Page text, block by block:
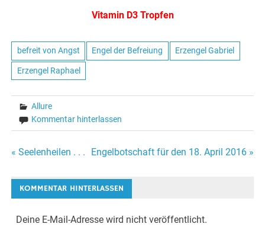
Vitamin D3 Tropfen
befreit von Angst Engel der Befreiung Erzengel Gabriel
Erzengel Raphael
Allure
Kommentar hinterlassen
Navigation
« Seelenheilen . . . Engelbotschaft für den 18. April 2016 »
KOMMENTAR HINTERLASSEN
Deine E-Mail-Adresse wird nicht veröffentlicht.